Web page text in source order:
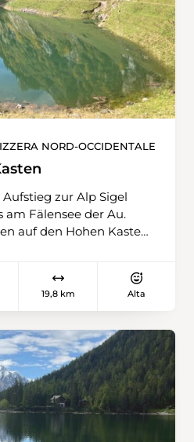
NORD-OCCIDENTALE
zur Alp Sigel
Fälensee der Au.
auf den Hohen Kasten
19,8 km Alta